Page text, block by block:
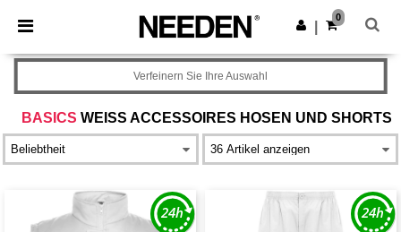
× Needen App
Bessere Preise in der App!
App holen
0
BASICS WEISS ACCESSOIRES HOSEN UND SHORTS
Verfeinern Sie Ihre Auswahl